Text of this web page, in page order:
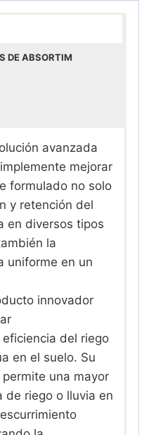
DE ABSORTIM
avanzada
mejorar
formulado no solo
y retención del
en diversos tipos
la
uniforme en un
innovador
del riego
en el suelo. Su
una mayor
de riego o lluvia en